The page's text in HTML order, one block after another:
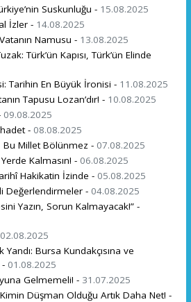
Suskunluğu - 15.08.2025
İzler - 14.08.2025
Namusu - 13.08.2025
Türk’ün Kapısı, Türk’ün Elinde
Tarihin En Büyük İronisi - 11.08.2025
Tapusu Lozan’dır! - 10.08.2025
09.08.2025
- 08.08.2025
Bu Millet Bölünmez - 07.08.2025
Kalmasın! - 06.08.2025
Hakikatin İzinde - 05.08.2025
Değerlendirmeler - 04.08.2025
Yazın, Sorun Kalmayacak!” -
02.08.2025
Bursa Kundakçısına ve
01.08.2025
Gelmemeli! - 31.07.2025
Düşman Olduğu Artık Daha Net! -